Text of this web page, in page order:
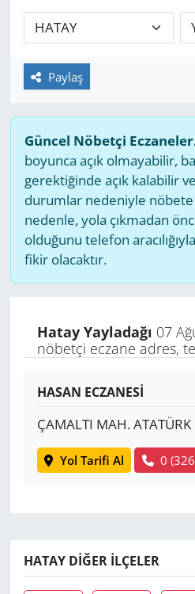
Paylaş
Güncel Nöbetçi
boyunca açık olmayabilir,
gerektiğinde açık kalabilir
durumlar nedeniyle
nedenle, yola çıkmadan
olduğunu telefon
fikir olacaktır.
Hatay Yayladağı 07
nöbetçi eczane adres,
HASAN ECZANESİ
ÇAMALTI MAH.
Yol Tarifi Al 0
HATAY DIĞER İLÇELER
GÜNDEM
HABERDE İNSAN
MAGAZİN
POLİTİKA
RESMİ İLANLAR
SAĞLIK
SPOR
Yerel